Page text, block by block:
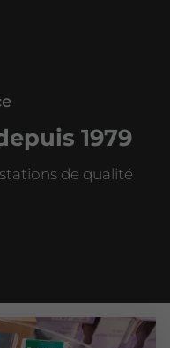
1979
de qualité